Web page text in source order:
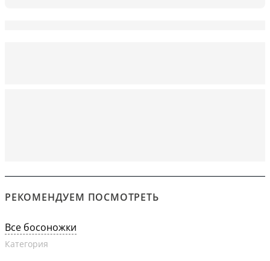
РЕКОМЕНДУЕМ ПОСМОТРЕТЬ
Все босоножки
Категория